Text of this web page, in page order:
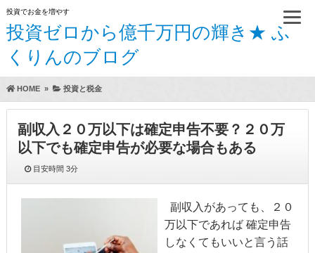
投資でお金を増やす
投資ゼロから億千万円の輝き★ ふ
くりんのブログ
HOME» 投資と税金
副収入２０万以下は確定申告不要？２０万
以下でも確定申告が必要な場合もある
目安時間3分
副収入があっても、２０
万以下であれば 確定申告
しなくてもいいと言う話